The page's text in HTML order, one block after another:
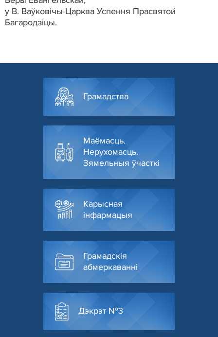
у В. Ваўковічы-Царква Успення Прасвятой
Багародзіцы.
Грамадства
Маёмасць.
Нерухомасць.
Зямельныя ўчасткі
Карысная
інфармацыя
Грамадскія
абмеркаванні
Дэкрэт №3